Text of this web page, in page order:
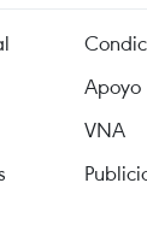
Apoyo
VNA